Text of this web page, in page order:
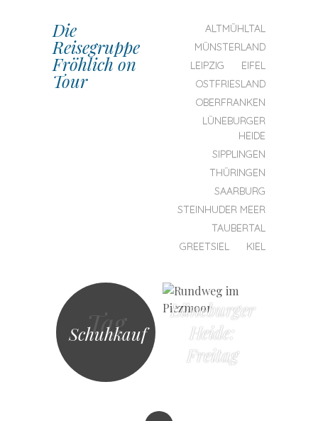
Die
Reisegruppe
Fröhlich on
Tour
MENU
SKIP TO CONTENT
ALTMÜHLTAL
MÜNSTERLAND
LEIPZIG
EIFEL
OSTFRIESLAND
OBERFRANKEN
LÜNEBURGER
HEIDE
SIPPLINGEN
THÜRINGEN
SAARBURG
STEINHUDER MEER
TAUBERTAL
GREETSIEL
KIEL
Tag
Schuhkauf
Lüneburger
Heide:
Freitag